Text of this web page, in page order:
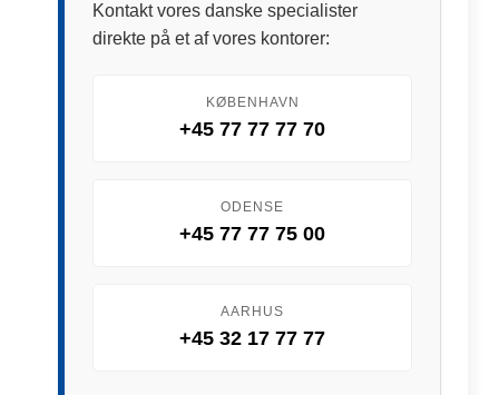
Kontakt vores danske specialister
direkte på et af vores kontorer:
KØBENHAVN
+45 77 77 77 70
ODENSE
+45 77 77 75 00
AARHUS
+45 32 17 77 77